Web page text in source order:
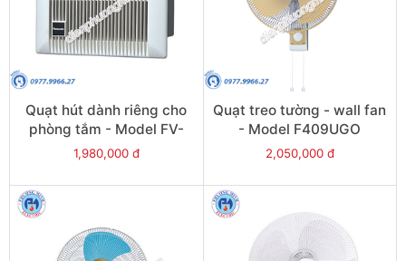
Quạt hút dành riêng cho
phòng tắm - Model FV-
10BAT1
1,980,000 đ
Quạt treo tường - wall fan
- Model F409UGO
2,050,000 đ